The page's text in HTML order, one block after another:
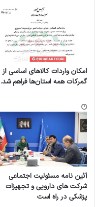
امکان واردات کالاهای اساسی از
گمرکات همه استان‌ها فراهم شد.
آئین نامه مسئولیت اجتماعی
شرکت های دارویی و تجهیزات
پزشکی در راه است